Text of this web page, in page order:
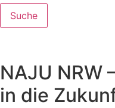
Suche
NAJU NRW
in die